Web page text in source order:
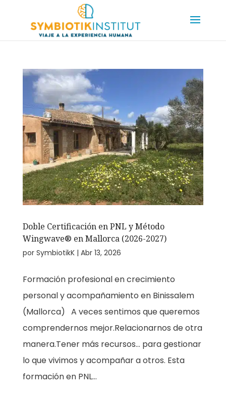
Doble Certificación en PNL y Método
Wingwave® en Mallorca (2026-2027)
por SymbiotikK| Abr 13, 2026
Formación profesional en crecimiento
personal y acompañamiento en Binissalem
(Mallorca) A veces sentimos que queremos
comprendernos mejor.Relacionarnos de otra
manera.Tener más recursos… para gestionar
lo que vivimos y acompañar a otros. Esta
formación en PNL...